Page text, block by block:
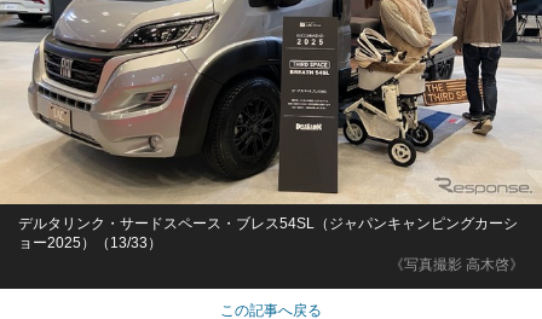
《写真撮影 高木啓》
デルタリンク・サードスペース・ブレス54SL（ジャパンキャンピングカーシ
ョー2025）（13/33）
この記事へ戻る